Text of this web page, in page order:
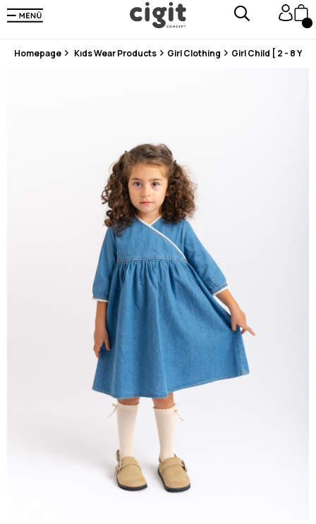
En Uygun Fiyat Garantisi !
300₺ ve Üzeri Alışverişlerde Kargo Ücretsiz !
Homepage Kıds Wear Products Girl Clothing Girl Child [ 2 - 8